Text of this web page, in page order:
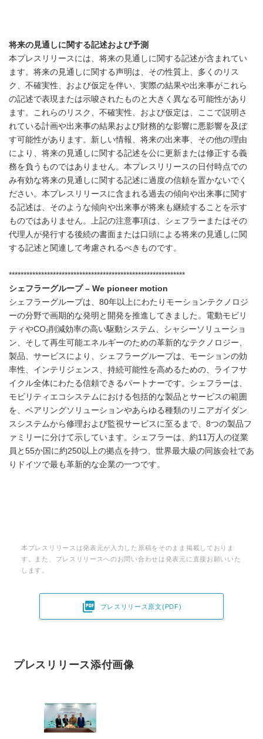
将来の見通しに関する記述および予測
本プレスリリースには、将来の見通しに関する記述が含まれてい
ます。将来の見通しに関する声明は、その性質上、多くのリス
ク、不確実性、および仮定を伴い、実際の結果や出来事がこれら
の記述で表現または示唆されたものと大きく異なる可能性があり
ます。これらのリスク、不確実性、および仮定は、ここで説明さ
れている計画や出来事の結果および財務的な影響に悪影響を及ぼ
す可能性があります。新しい情報、将来の出来事、その他の理由
により、将来の見通しに関する記述を公に更新または修正する義
務を負うものではありません。本プレスリリースの日付時点での
み有効な将来の見通しに関する記述に過度の信頼を置かないでく
ださい。本プレスリリースに含まれる過去の傾向や出来事に関す
る記述は、そのような傾向や出来事が将来も継続することを示す
ものではありません。上記の注意事項は、シェフラーまたはその
代理人が発行する後続の書面または口頭による将来の見通しに関
する記述と関連して考慮されるべきものです。
************************************************************
シェフラーグループ – We pioneer motion
シェフラーグループは、80年以上にわたりモーションテクノロジ
ーの分野で画期的な発明と開発を推進してきました。電動モビリ
ティやCO₂削減効率の高い駆動システム、シャシーソリューショ
ン、そして再生可能エネルギーのための革新的なテクノロジー、
製品、サービスにより、シェフラーグループは、モーションの効
率性、インテリジェンス、持続可能性を高めるための、ライフサ
イクル全体にわたる信頼できるパートナーです。シェフラーは、
モビリティエコシステムにおける包括的な製品とサービスの範囲
を、ベアリングソリューションやあらゆる種類のリニアガイダン
スシステムから修理および監視サービスに至るまで、8つの製品フ
ァミリーに分けて示しています。シェフラーは、約11万人の従業
員と55か国に約250以上の拠点を持つ、世界最大級の同族会社であ
りドイツで最も革新的な企業の一つです。
本プレスリリースは発表元が入力した原稿をそのまま掲載しておりま
す。また、プレスリリースへのお問い合わせは発表元に直接お願いいた
します。
 プレスリリース原文(PDF)
プレスリリース添付画像